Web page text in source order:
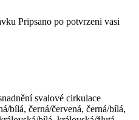
Pripsano po potvrzeni vasi
svalové cirkulace
bílá, černá/červená, černá/bílá,